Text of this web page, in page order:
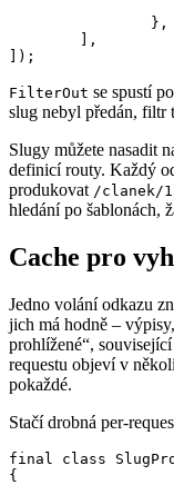
FilterOut se spustí
slug nebyl předán, filtr
Slugy můžete nasadit
definicí routy. Každý
produkovat /clanek/
hledání po šablonách,
Cache pro
Jedno volání odkazu
jich má hodně –
prohlížené“,
requestu objeví v
pokaždé.
Stačí drobná per-
final class
{